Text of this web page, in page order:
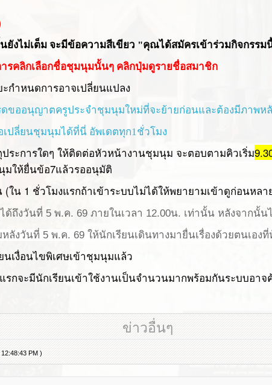
งไม่เต็ม จะมีข้อความสีเขียว "คุณได้สมัครเข้าร่วมกิจกรรม
รคลิกเลือกชื่อชุมนุมนั้นๆ คลิกปุ่มดูรายชื่อสมาชิก
กำหนดการอาจเปลี่ยนแปลง
ขออนุญาตครูประจำชุมนุมใหม่ที่จะย้ายก่อนและต้องมีภาพ
ปลี่ยนชุมนุมได้ที่นี่ อัพเดตทุก1ชั่วโมง
ระการใดๆ ให้ติดต่อหัวหน้างานชุมนุม จะตอบตามคิวเริ่ม
มให้ยื่นข้อ7แล้วรออนุมัติ
น 1 ชั่วโมงแรกถ้าเข้าระบบไม่ได้ให้พยายามเข้าดูก่อนหล
ถึงวันที่ 5 พ.ค. 69 ภายในเวลา 12.00น. เท่านั้น หลังจากนั้
ลังวันที่ 5 พ.ค. 69 ให้นักเรียนเดินทางมายื่นเรื่องด้วยตนเอง
เงื่อนไขพิเศษเข้าชุมนุมแล้ว
รกจะมีนักเรียนเข้าใช้งานเป็นจำนวนมากพร้อมกันระบบอาจ
ข่าวอื่นๆ
PM )